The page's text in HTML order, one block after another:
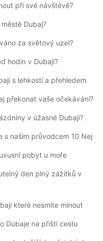
při své návštěvě?
Dubaj?
za světový uzel?
hodin v Dubaji?
s lehkostí a přehledem
překonat vaše očekávání?
v úžasné Dubaji?
s naším průvodcem 10 Nej
pobyt u moře
den plný zážitků v
které nesmíte minout
Dubaje na příští cestu